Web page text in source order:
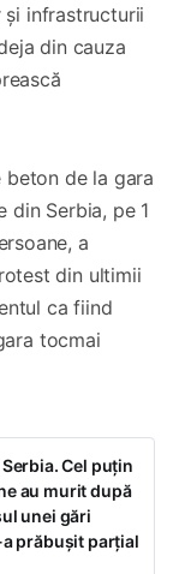
infrastructurii
din cauza
beton de la gara
din Serbia, pe 1
a
din ultimii
ca fiind
tocmai
Cel puțin
au murit după
unei gări
prăbușit parțial